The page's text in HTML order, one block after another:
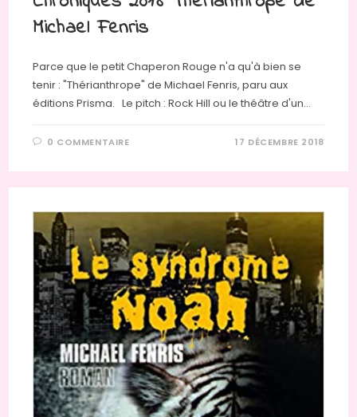
Michael Fenris
Parce que le petit Chaperon Rouge n'a qu'à bien se
tenir : "Thérianthrope" de Michael Fenris, paru aux
éditions Prisma. Le pitch : Rock Hill ou le théâtre d'un…
0 COMMENTAIRE 17 DÉCEMBRE 2018